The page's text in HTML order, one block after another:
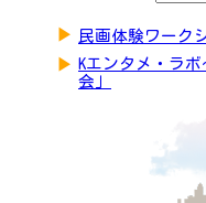
▶ 民画体験ワーク
▶ Kエンタメ・ラ
会」